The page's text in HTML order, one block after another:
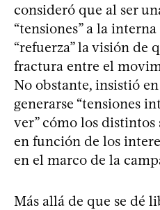
consideró que al ser
“tensiones” a la
“refuerza” la visión de
fractura entre el
No obstante, insistió
generarse “tensiones
ver” cómo los distintos
en función de los
en el marco de la
Más allá de que se dé